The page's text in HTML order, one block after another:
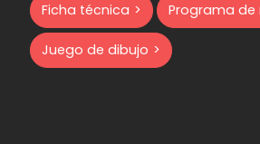
Ficha técnica Programa de
Juego de dibujo